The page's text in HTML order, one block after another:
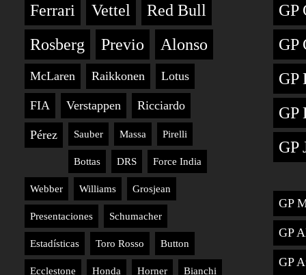
Ferrari
Vettel
Red Bull
Rosberg
Previo Alonso
McLaren Raikkonen Lotus
FIA Verstappen Ricciardo
Pérez Sauber Massa Pirelli
Bottas DRS Force India
Webber Williams Grosjean
Presentaciones Schumacher
Estadísticas Toro Rosso Button
Ecclestone Honda Horner Bianchi
GP
GP
GP
GP
GP
GP
GP
GP